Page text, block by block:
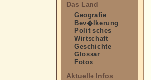
Das Land
Geografie
Bev�lkerung
Politisches
Wirtschaft
Geschichte
Glossar
Fotos
Aktuelle Infos